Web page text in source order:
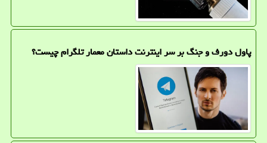
پاول دورف و جنگ بر سر اینترنت داستان معمار تلگرام چیست؟